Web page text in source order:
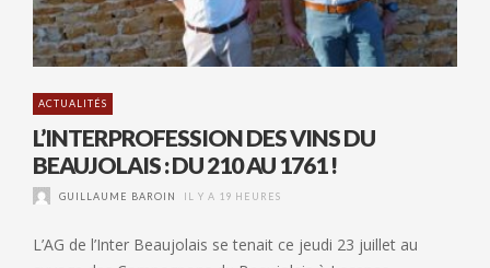
ACTUALITÉS
L’INTERPROFESSION DES VINS DU
BEAUJOLAIS : DU 210 AU 1761 !
GUILLAUME BAROIN IL Y A 19 HEURES
L’AG de l’Inter Beaujolais se tenait ce jeudi 23 juillet au